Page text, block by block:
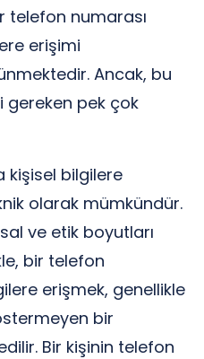
telefon numarası
erişimi
Ancak, bu
gereken pek çok
kişisel bilgilere
olarak mümkündür.
ve etik boyutları
bir telefon
erişmek, genellikle
bir
Bir kişinin telefon